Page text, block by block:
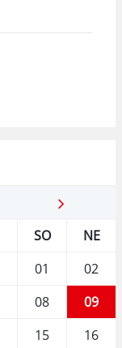
SO
NE
01
02
08
09
15
16